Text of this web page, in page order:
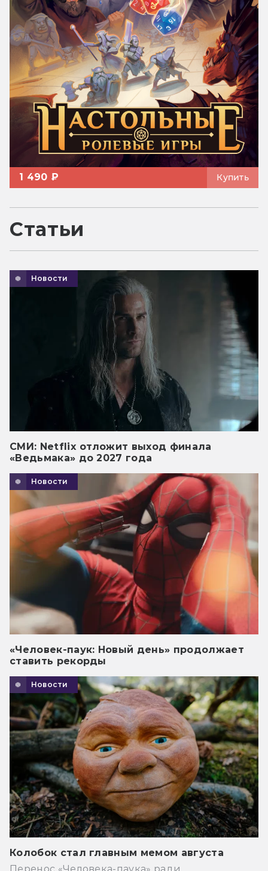
1 490 ₽ Купить
Статьи
Новости
СМИ: Netflix отложит выход финала
«Ведьмака» до 2027 года
Новости
«Человек-паук: Новый день» продолжает
ставить рекорды
Новости
Колобок стал главным мемом августа
Перенос «Человека-паука» ради